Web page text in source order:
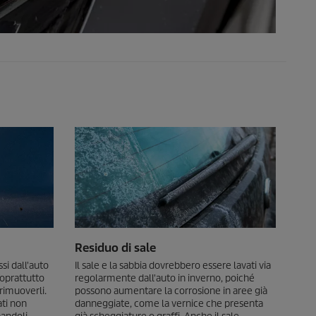
dall'auto
non
Residuo di sale
Il sale e la sabbia dovrebbero essere lavati via
regolarmente dall'auto in inverno, poiché
possono aumentare la corrosione in aree già
danneggiate, come la vernice che presenta